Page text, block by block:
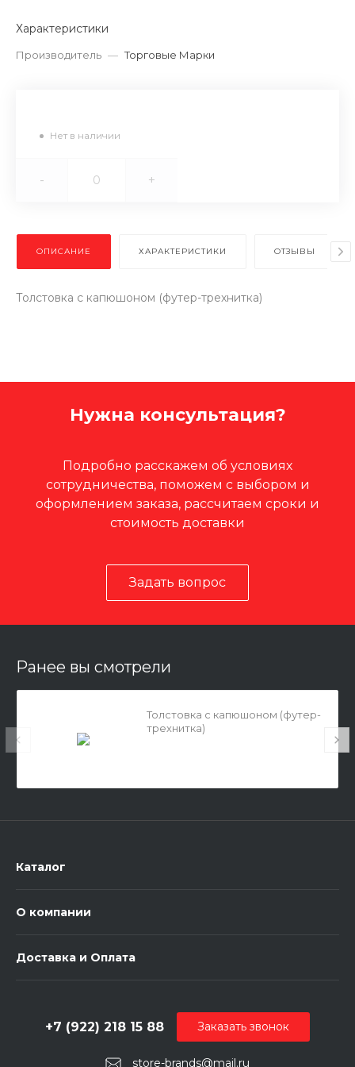
Характеристики
Производитель — Торговые Марки
Нет в наличии
- +
ОПИСАНИЕ ХАРАКТЕРИСТИКИ ОТЗЫВЫ
Толстовка с капюшоном (футер-трехнитка)
Нужна консультация?
Подробно расскажем об условиях
сотрудничества, поможем с выбором и
оформлением заказа, рассчитаем сроки и
стоимость доставки
Задать вопрос
Ранее вы смотрели
Толстовка с капюшоном (футер-
трехнитка)
Каталог
О компании
Доставка и Оплата
store-brands@mail.ru
+7 (922) 218 15 88 Заказать звонок